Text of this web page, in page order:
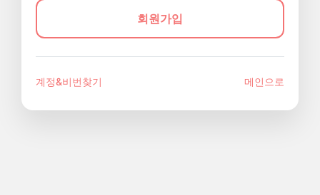
회원가입
계정&비번찾기 메인으로